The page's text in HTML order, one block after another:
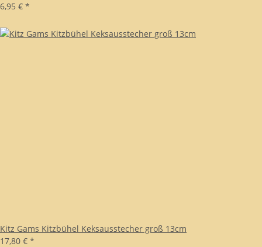
6,95 € *
Kitz Gams Kitzbühel Keksausstecher groß 13cm
17,80 € *